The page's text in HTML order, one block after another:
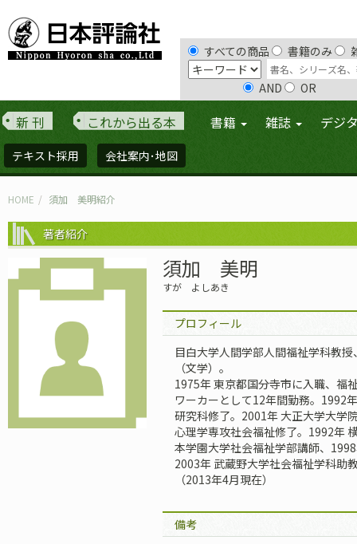
すべての商品 書籍のみ
AND OR
新 刊 これから出る本 書籍 雑誌 デジ
テキスト採用 会社案内･地図
HOME 須加 美明紹介
著者紹介
須加 美明
すが よしあき
プロフィール
目白大学人間学部人間福祉学科教
（文学）。
1975年 東京都国分寺市に入職、福
ワーカーとして12年間勤務。1992
研究科修了。2001年 大正大学大学
心理学専攻社会福祉修了。1992年
本学園大学社会福祉学部講師、
2003年 武蔵野大学社会福祉学科助
（2013年4月現在）
備考